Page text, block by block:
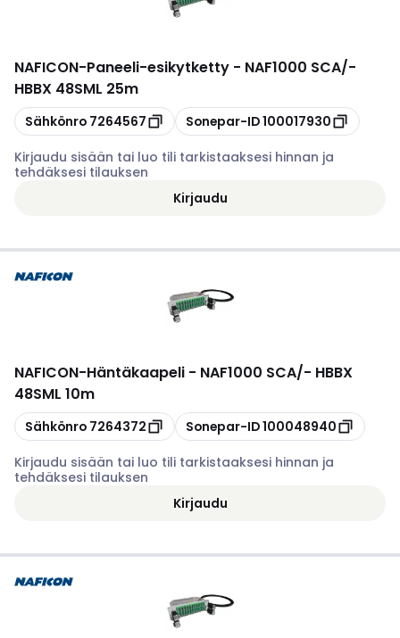
NAFICON-Paneeli-esikytketty - NAF1000 SCA/-
HBBX 48SML 25m
Kopioi
Sähkönro 7264567 Kopioi
Sonepar-ID100017930
Kirjaudu sisään tai luo tili tarkistaaksesi hinnan ja
tehdäksesi tilauksen
Kirjaudu
NAFICON-Häntäkaapeli - NAF1000 SCA/- HBBX
48SML 10m
Kopioi
Sähkönro 7264372 Kopioi
Sonepar-ID100048940
Kirjaudu sisään tai luo tili tarkistaaksesi hinnan ja
tehdäksesi tilauksen
Kirjaudu